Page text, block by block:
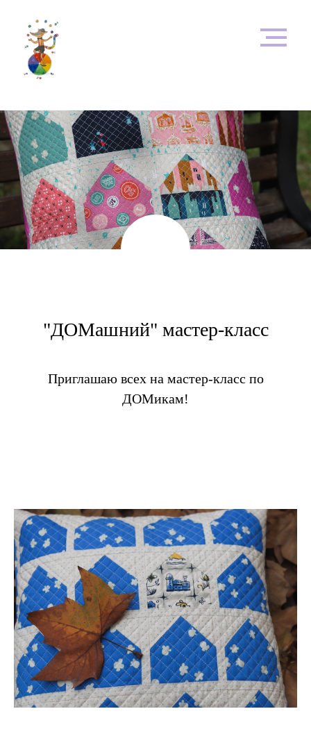
"ДОМашний" мастер-класс
Приглашаю всех на мастер-класс по
ДОМикам!